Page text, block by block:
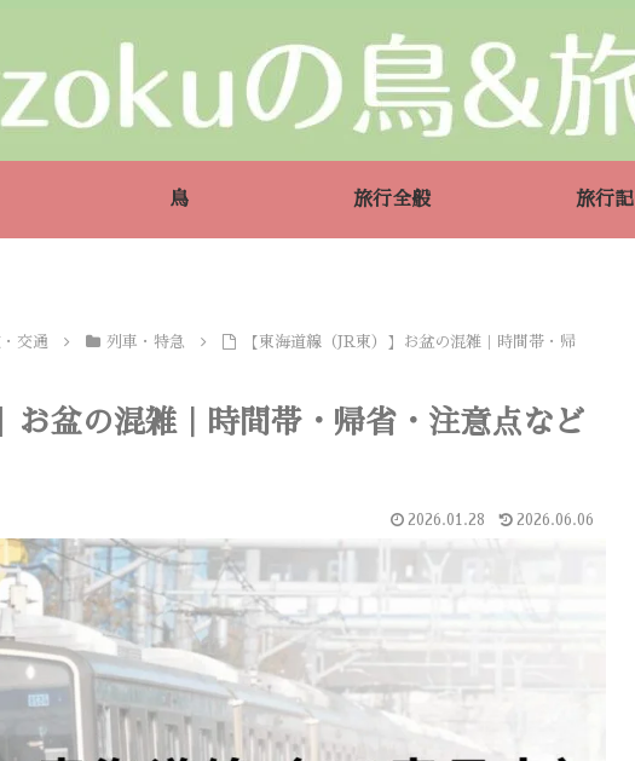
鳥 旅行全般 旅行記
交通 列車・特急
【東海道線（JR東）】お盆の混雑｜時間帯・帰
お盆の混雑｜時間帯・帰省・注意点など
2026.01.28 2026.06.06